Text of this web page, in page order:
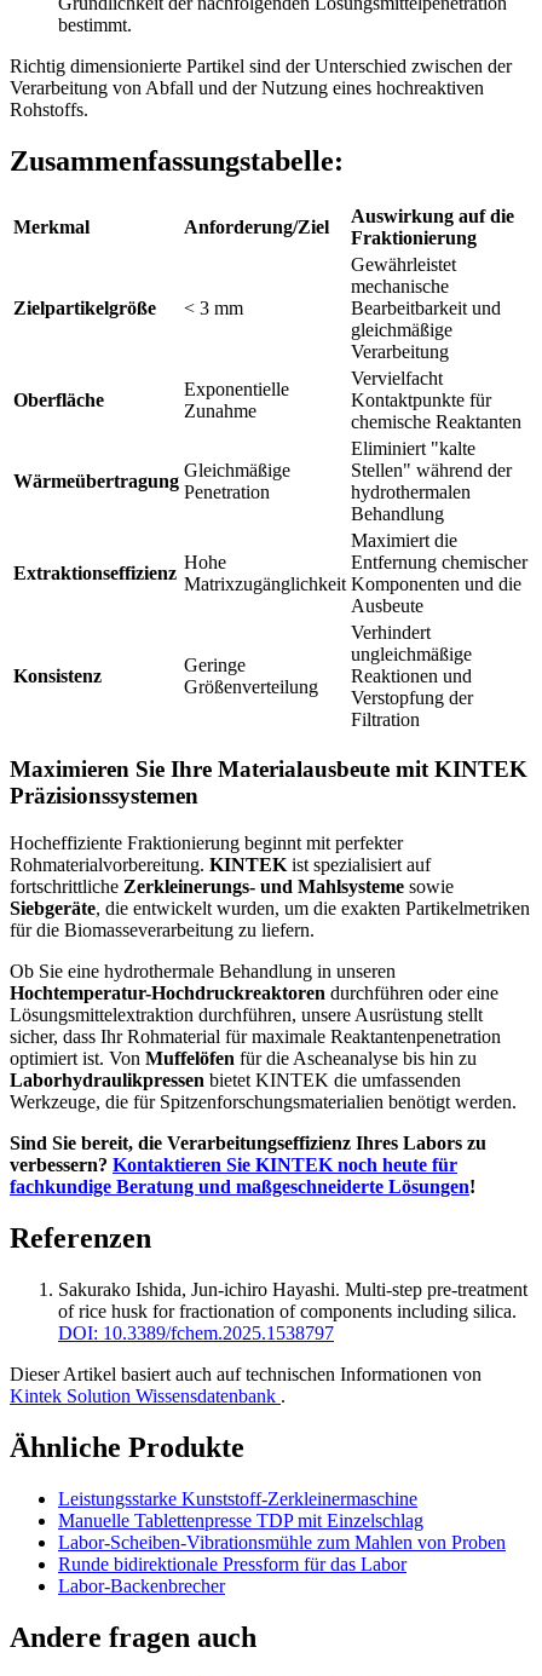
bestimmt.
Richtig dimensionierte Partikel sind der Unterschied zwischen der
Verarbeitung von Abfall und der Nutzung eines hochreaktiven
Rohstoffs.
Zusammenfassungstabelle:
Merkmal Anforderung/Ziel
Auswirkung auf die
Fraktionierung
Zielpartikelgröße < 3 mm
Gewährleistet
mechanische
Bearbeitbarkeit und
gleichmäßige
Verarbeitung
Oberfläche
Exponentielle
Zunahme
Vervielfacht
Kontaktpunkte für
chemische Reaktanten
Wärmeübertragung
Gleichmäßige
Penetration
Eliminiert "kalte
Stellen" während der
hydrothermalen
Behandlung
Extraktionseffizienz
Hohe
Matrixzugänglichkeit
Maximiert die
Entfernung chemischer
Komponenten und die
Ausbeute
Konsistenz
Geringe
Größenverteilung
Verhindert
ungleichmäßige
Reaktionen und
Verstopfung der
Filtration
Maximieren Sie Ihre Materialausbeute mit KINTEK
Präzisionssystemen
Hocheffiziente Fraktionierung beginnt mit perfekter
Rohmaterialvorbereitung. KINTEK ist spezialisiert auf
fortschrittliche Zerkleinerungs- und Mahlsysteme sowie
Siebgeräte, die entwickelt wurden, um die exakten Partikelmetriken
für die Biomasseverarbeitung zu liefern.
Ob Sie eine hydrothermale Behandlung in unseren
Hochtemperatur-Hochdruckreaktoren durchführen oder eine
Lösungsmittelextraktion durchführen, unsere Ausrüstung stellt
sicher, dass Ihr Rohmaterial für maximale Reaktantenpenetration
optimiert ist. Von Muffelöfen für die Ascheanalyse bis hin zu
Laborhydraulikpressen bietet KINTEK die umfassenden
Werkzeuge, die für Spitzenforschungsmaterialien benötigt werden.
Sind Sie bereit, die Verarbeitungseffizienz Ihres Labors zu
verbessern? Kontaktieren Sie KINTEK noch heute für
fachkundige Beratung und maßgeschneiderte Lösungen!
Referenzen
Sakurako Ishida, Jun‐ichiro Hayashi. Multi-step pre-treatment
of rice husk for fractionation of components including silica.
DOI: 10.3389/fchem.2025.1538797
Dieser Artikel basiert auch auf technischen Informationen von
Kintek Solution Wissensdatenbank .
Ähnliche Produkte
Leistungsstarke Kunststoff-Zerkleinermaschine
Manuelle Tablettenpresse TDP mit Einzelschlag
Labor-Scheiben-Vibrationsmühle zum Mahlen von Proben
Runde bidirektionale Pressform für das Labor
Labor-Backenbrecher
Andere fragen auch